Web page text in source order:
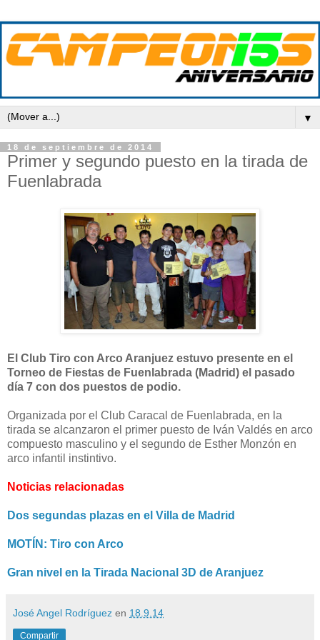
▼
18 de septiembre de 2014
Primer y segundo puesto en la tirada de
Fuenlabrada
El Club Tiro con Arco Aranjuez estuvo presente en el
Torneo de Fiestas de Fuenlabrada (Madrid) el pasado
día 7 con dos puestos de podio.
Organizada por el Club Caracal de Fuenlabrada, en la
tirada se alcanzaron el primer puesto de Iván Valdés en arco
compuesto masculino y el segundo de Esther Monzón en
arco infantil instintivo.
Noticias relacionadas
Dos segundas plazas en el Villa de Madrid
MOTÍN: Tiro con Arco
Gran nivel en la Tirada Nacional 3D de Aranjuez
José Angel Rodríguez en 18.9.14
Compartir